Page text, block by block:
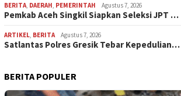
BERITA DAERAH PEMERINTAH Agustus 7, 2026
Pemkab Aceh Singkil Siapkan Seleksi JPT …
ARTIKEL BERITA Agustus 7, 2026
Satlantas Polres Gresik Tebar Kepedulian…
BERITA POPULER